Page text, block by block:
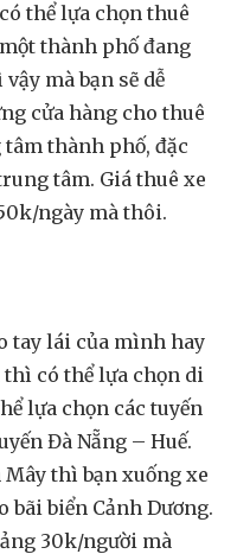
thể lựa chọn thuê
thành phố đang
mà bạn sẽ dễ
cửa hàng cho thuê
thành phố, đặc
tâm. Giá thuê xe
ngày mà thôi.
tay lái của mình hay
có thể lựa chọn di
lựa chọn các tuyến
Đà Nẵng – Huế.
thì bạn xuống xe
bãi biển Cảnh Dương.
30k/người mà